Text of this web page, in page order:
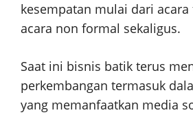
kesempatan mulai dari
acara non formal sekaligus.
Saat ini bisnis batik terus
perkembangan termasuk
yang memanfaatkan media